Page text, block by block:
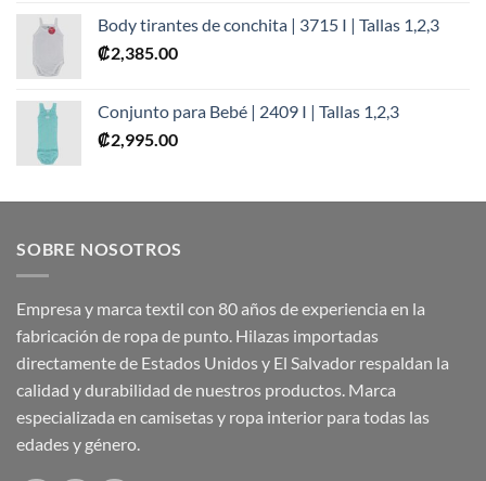
Body tirantes de conchita | 3715 I | Tallas 1,2,3
₡2,385.00
Conjunto para Bebé | 2409 I | Tallas 1,2,3
₡2,995.00
SOBRE NOSOTROS
Empresa y marca textil con 80 años de experiencia en la
fabricación de ropa de punto. Hilazas importadas
directamente de Estados Unidos y El Salvador respaldan la
calidad y durabilidad de nuestros productos. Marca
especializada en camisetas y ropa interior para todas las
edades y género.